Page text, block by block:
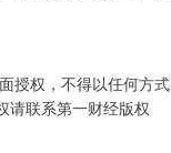
授权，不得以任何方式
请联系第一财经版权